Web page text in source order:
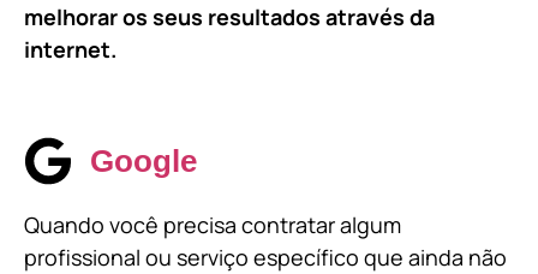
melhorar os seus resultados através da
internet.
Google
Quando você precisa contratar algum
profissional ou serviço específico que ainda não